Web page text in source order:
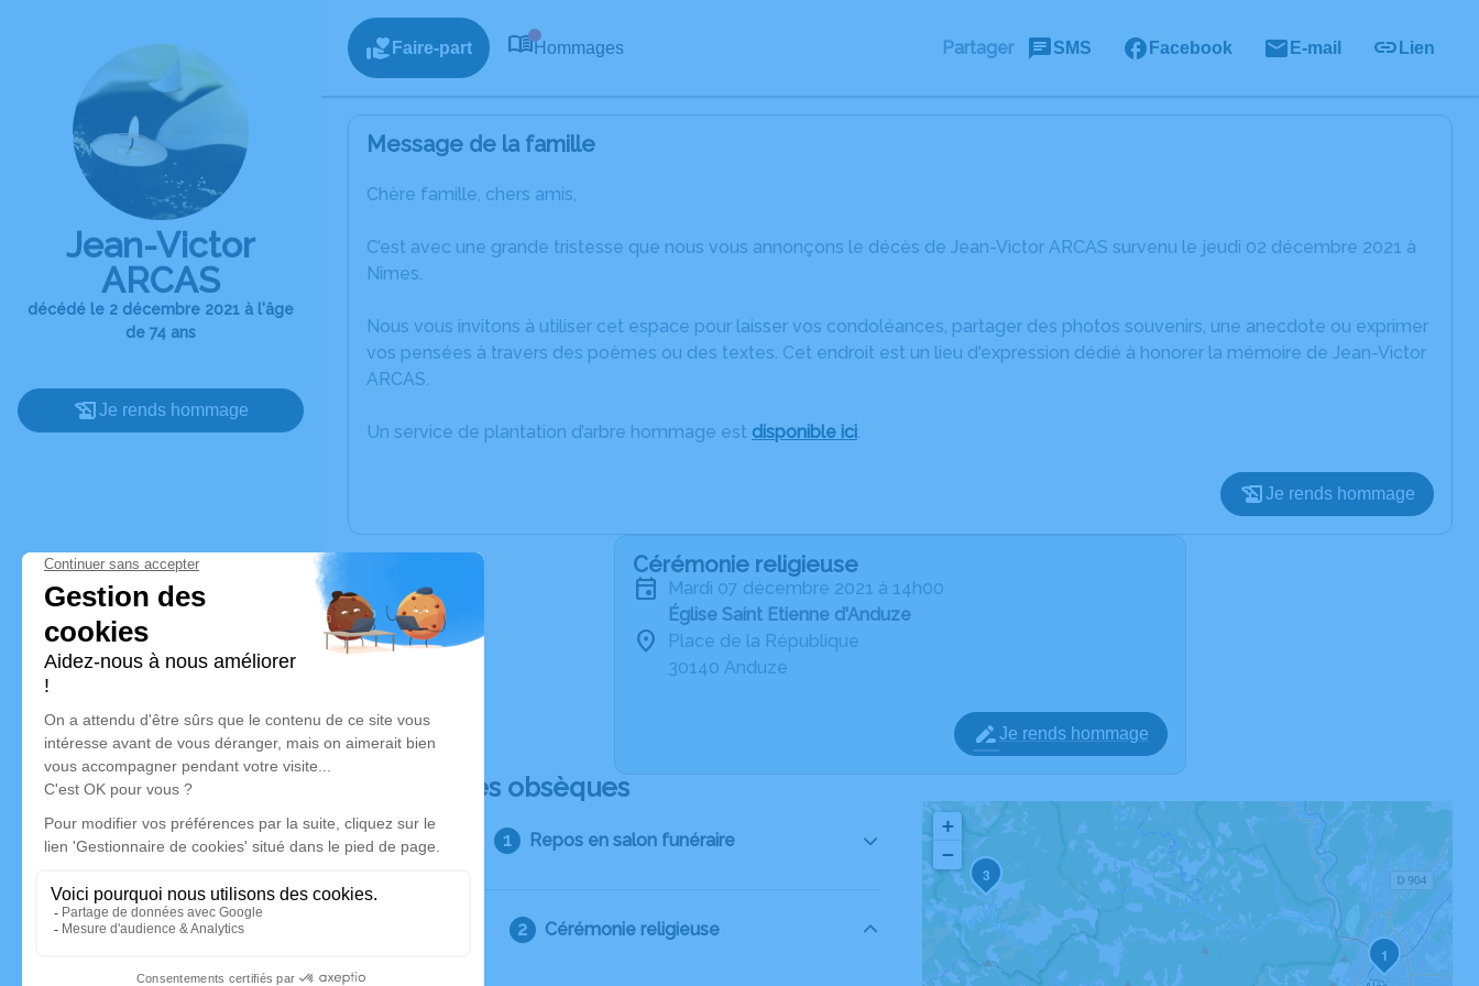
Jean-Victor
ARCAS
décédé le 2 décembre 2021 à l'âge
de 74 ans
Je rends hommage
Faire-part Hommages Partager SMS Facebook E-mail Lien
Message de la famille
Chère famille, chers amis,
C’est avec une grande tristesse que nous vous annonçons le décès de Jean-Victor ARCAS survenu le jeudi 02 décembre 2021 à
Nîmes.
Nous vous invitons à utiliser cet espace pour laisser vos condoléances, partager des photos souvenirs, une anecdote ou exprimer
vos pensées à travers des poèmes ou des textes. Cet endroit est un lieu d'expression dédié à honorer la mémoire de Jean-Victor
ARCAS.
Un service de plantation d’arbre hommage est disponible ici.
Je rends hommage
Cérémonie religieuse
mardi 07 décembre 2021 à 14h00
Église Saint Etienne d'Anduze
Place de la République
30140 Anduze
Je rends hommage
Déroulé des obsèques
Repos en salon funéraire
Cérémonie religieuse
1
3
+
−